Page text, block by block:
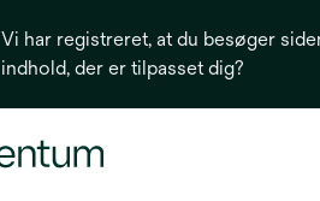
Vi har registreret, at du besøger
indhold, der er tilpasset dig?